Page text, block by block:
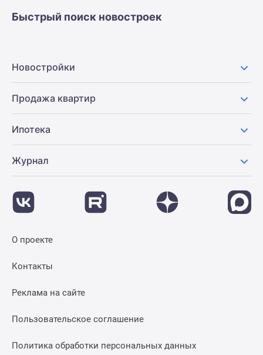
Быстрый поиск новостроек
Новостройки
Продажа квартир
Ипотека
Журнал
О проекте
Контакты
Реклама на сайте
Пользовательское соглашение
Политика обработки персональных данных